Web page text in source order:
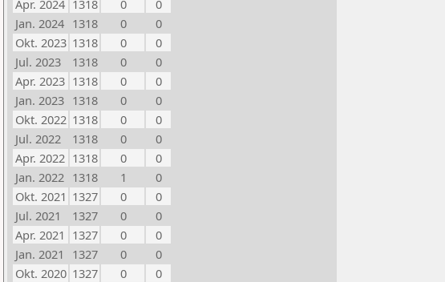
Apr. 2024 1318 0
0
Jan. 2024 1318 0
0
Okt. 2023 1318 0
0
Jul. 2023
1318 0
0
Apr. 2023 1318 0
0
Jan. 2023 1318 0
0
Okt. 2022 1318 0
0
Jul. 2022
1318 0
0
Apr. 2022 1318 0
0
Jan. 2022 1318 1
0
Okt. 2021 1327 0
0
Jul. 2021
1327 0
0
Apr. 2021 1327 0
0
Jan. 2021
1327 0
0
Okt. 2020 1327 0
0